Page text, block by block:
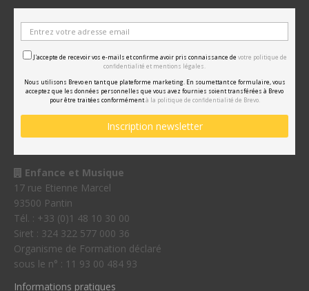
J'accepte de recevoir vos e-mails et confirme avoir pris connaissance de votre politique de
confidentialité et mentions légales.
Nous utilisons Brevo en tant que plateforme marketing. En soumettant ce formulaire, vous
acceptez que les données personnelles que vous avez fournies soient transférées à Brevo
pour être traitées conformémentà la politique de confidentialité de Brevo.
Enfance et Musique
17 rue Etienne Marcel
93500 Pantin
Tél. : +33 (0)1 48 10 30 00
Siret : 324 322 577 000 36
Organisme de Formation déclaré
sous le n° : 11 93 00 484 93
Informations pratiques